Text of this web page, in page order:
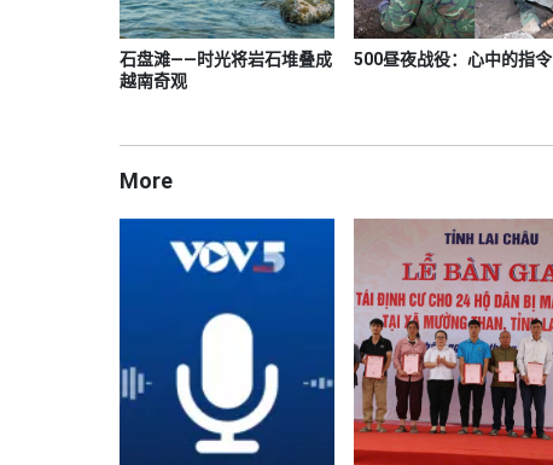
石盘滩——时光将岩石堆叠成
越南奇观
500昼夜战役：心中的指令
More